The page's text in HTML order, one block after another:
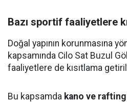
Bazı sportif faaliyetlere
Doğal yapının korunmasına
kapsamında Cilo Sat Buzul
faaliyetlere de kısıtlama
Bu kapsamda kano ve